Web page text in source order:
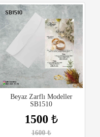
Beyaz Zarflı Modeller
SB1510
1500 ₺
1600₺